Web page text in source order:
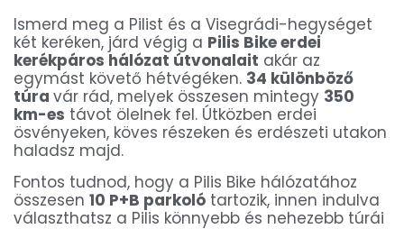
Ismerd meg a Pilist és a Visegrádi-hegységet
két keréken, járd végig a Pilis Bike erdei
kerékpáros hálózat útvonalait akár az
egymást követő hétvégéken. 34 különböző
túra vár rád, melyek összesen mintegy 350
km-es távot ölelnek fel. Útközben erdei
ösvényeken, köves részeken és erdészeti utakon
haladsz majd.
Fontos tudnod, hogy a Pilis Bike hálózatához
összesen 10 P+B parkoló tartozik, innen indulva
választhatsz a Pilis könnyebb és nehezebb túrái